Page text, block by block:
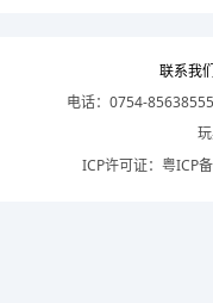
联系我
电话：0754-
ICP许可证： 粤ICP